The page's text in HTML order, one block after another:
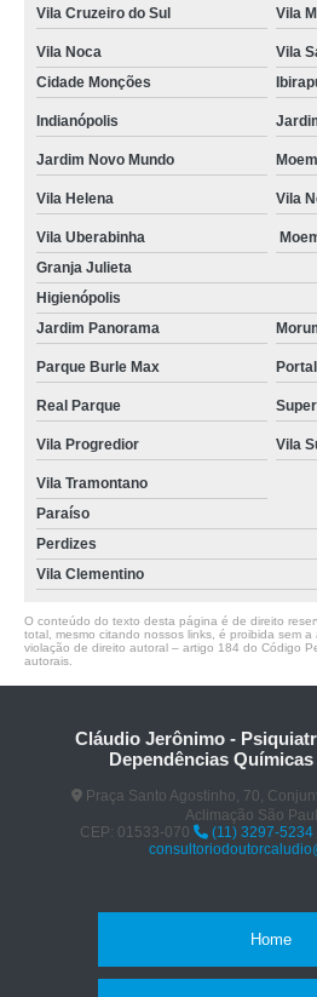
Vila Cruzeiro do Sul Vila
Vila Noca
Vila
Cidade Monções
Indianópolis
Jardim Novo Mundo
Vila Helena Vila
Vila Uberabinha
Granja Julieta
Higienópolis
Jardim Panorama
Parque Burle Max
Real Parque
Vila Progredior Vila
Vila Tramontano
Paraíso
Perdizes
Vila Clementino
O conteúdo do texto desta página é de direito
total, mesmo citando nossos links, é proibida sem a
violação de direito autoral – artigo 184 do Código
autorais
Cláudio Jerônimo -
Dependências
Praça Santo Agostinho, 70,
Aclimação São
CEP: 01533-070
(11) 3297-5234
Home